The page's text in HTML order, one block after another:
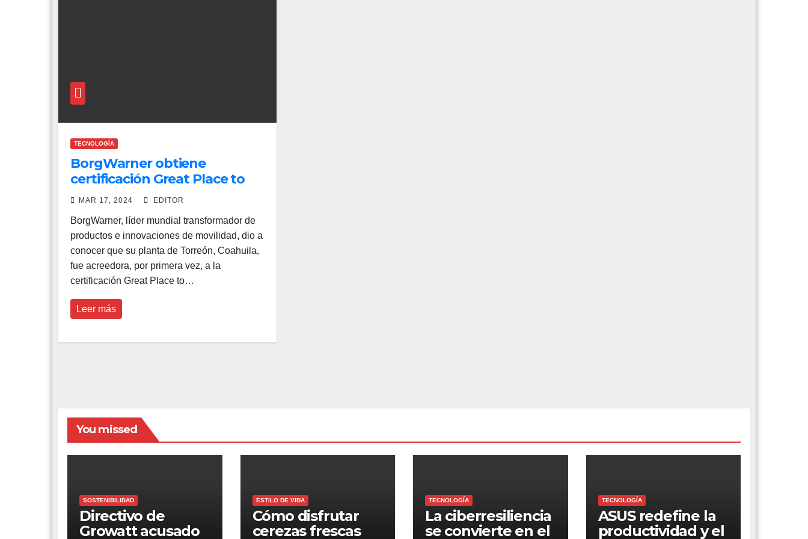
TECNOLOGÍA
BorgWarner obtiene
certificación Great Place to
Work para su planta de
MAR 17, 2024 EDITOR
BorgWarner, líder mundial transformador de
productos e innovaciones de movilidad, dio a
conocer que su planta de Torreón, Coahuila,
fue acreedora, por primera vez, a la
certificación Great Place to…
Leer más
You missed
SOSTENIBILIDAD
Directivo de
Growatt acusado
ESTILO DE VIDA
Cómo disfrutar
cerezas frescas
TECNOLOGÍA
La ciberresiliencia
se convierte en el
TECNOLOGÍA
ASUS redefine la
productividad y el